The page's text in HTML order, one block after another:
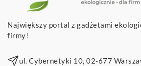
Największy portal z gadżetami
firmy!
ul. Cybernetyki 10, 02-677